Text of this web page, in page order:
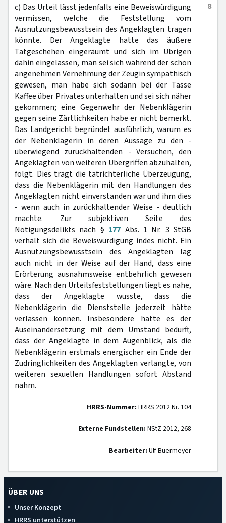
8
c) Das Urteil lässt jedenfalls eine Beweiswürdigung
vermissen, welche die Feststellung vom
Ausnutzungsbewusstsein des Angeklagten tragen
könnte. Der Angeklagte hatte das äußere
Tatgeschehen eingeräumt und sich im Übrigen
dahin eingelassen, man sei sich während der schon
angenehmen Vernehmung der Zeugin sympathisch
gewesen, man habe sich sodann bei der Tasse
Kaffee über Privates unterhalten und sei sich näher
gekommen; eine Gegenwehr der Nebenklägerin
gegen seine Zärtlichkeiten habe er nicht bemerkt.
Das Landgericht begründet ausführlich, warum es
der Nebenklägerin in deren Aussage zu den -
überwiegend zurückhaltenden - Versuchen, den
Angeklagten von weiteren Übergriffen abzuhalten,
folgt. Dies trägt die tatrichterliche Überzeugung,
dass die Nebenklägerin mit den Handlungen des
Angeklagten nicht einverstanden war und ihm dies
- wenn auch in zurückhaltender Weise - deutlich
machte. Zur subjektiven Seite des
Nötigungsdelikts nach § 177 Abs. 1 Nr. 3 StGB
verhält sich die Beweiswürdigung indes nicht. Ein
Ausnutzungsbewusstsein des Angeklagten lag
auch nicht in der Weise auf der Hand, dass eine
Erörterung ausnahmsweise entbehrlich gewesen
wäre. Nach den Urteilsfeststellungen liegt es nahe,
dass der Angeklagte wusste, dass die
Nebenklägerin die Dienststelle jederzeit hätte
verlassen können. Insbesondere hätte es der
Auseinandersetzung mit dem Umstand bedurft,
dass der Angeklagte in dem Augenblick, als die
Nebenklägerin erstmals energischer ein Ende der
Zudringlichkeiten des Angeklagten verlangte, von
weiteren sexuellen Handlungen sofort Abstand
nahm.
HRRS-Nummer: HRRS 2012 Nr. 104
Externe Fundstellen: NStZ 2012, 268
Bearbeiter: Ulf Buermeyer
ÜBER UNS
Unser Konzept
HRRS unterstützen